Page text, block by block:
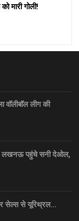
मारी गोली!
लीग की
लखनऊ पहुंचे सनी देओल,
सेल्स से यूरिथ्रल…